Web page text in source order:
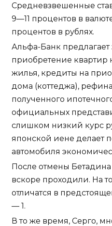
Средневзвешенные
9—11 процентов в
процентов в рублях.
Альфа-Банк
приобретение квартир
жилья, кредиты на
дома (коттеджа),
полученного
официальных
слишком низкий курс
японской иене делает
автомобиля
После отмены Бетадина
вскоре проходили. На
отличатся в
— 1.
В то же время, Серго,